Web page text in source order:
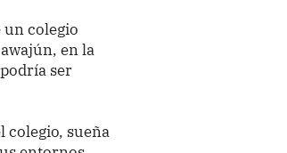
colegio
en la
ser
colegio, sueña